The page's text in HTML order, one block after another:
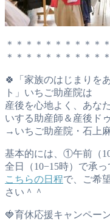
＊＊＊＊＊＊＊＊＊＊
＊＊＊＊＊＊＊＊＊＊
🍀「家族のはじまりを
ト」いちご助産院は
産後を心地よく、あな
いする助産師＆産後ド
→いちご助産院・石上
基本的には、①午前（
全日（10−15時）で承っ
こちらの日程で、ご希
さい＾＾
🍓育休応援キャンペー